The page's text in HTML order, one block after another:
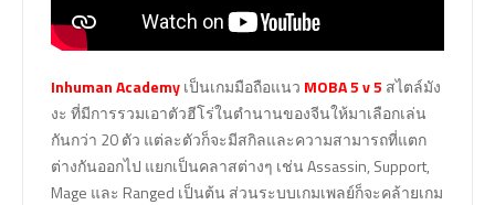
Inhuman Academyเป็นเกมมือถือแนว MOBA 5 v 5 สไตล์มัง
งะ ที่มีการรวมเอาตัวฮีโร่ในตำนานของจีนให้มาเลือกเล่น
กันกว่า 20 ตัว แต่ละตัวก็จะมีสกิลและความสามารถที่แตก
ต่างกันออกไป แยกเป็นคลาสต่างๆ เช่น Assassin, Support,
Mage และ Ranged เป็นต้น ส่วนระบบเกมเพลย์ก็จะคล้ายเกม